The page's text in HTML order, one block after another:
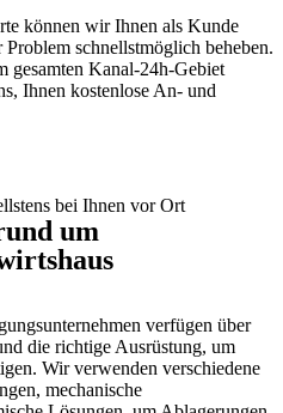
können wir Ihnen als Kunde
schnellstmöglich beheben.
gesamten Kanal-24h-Gebiet
Ihnen kostenlose An- und
bei Ihnen vor Ort
um
verfügen über
die richtige Ausrüstung, um
Wir verwenden verschiedene
mechanische